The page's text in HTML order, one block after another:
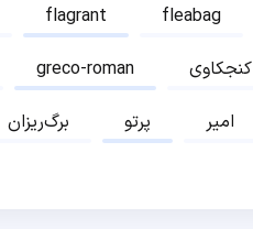
flagrant fleabag
greco-roman کنجکاوی
برگ‌ریزان پرتو امیر